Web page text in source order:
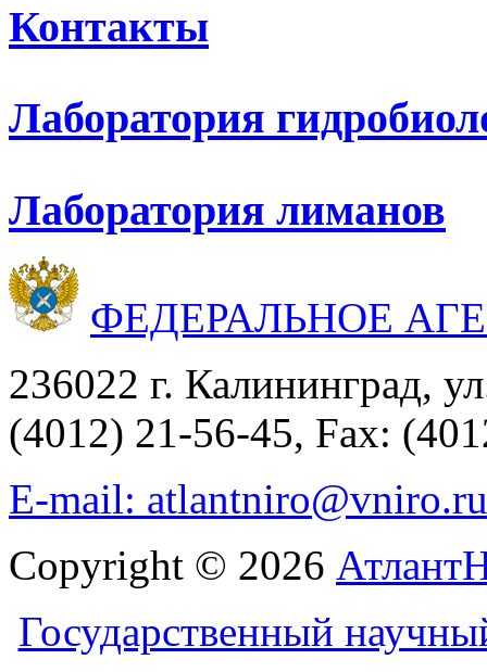
Контакты
Лаборатория
Лаборатория лиманов
ФЕДЕРАЛЬНОЕ
236022 г. Калининград,
(4012) 21-56-45, Fax:
E-mail: atlantniro@vniro.ru
Copyright © 2026
Государственный